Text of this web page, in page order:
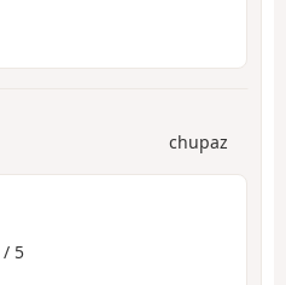
chupaz
/ 5